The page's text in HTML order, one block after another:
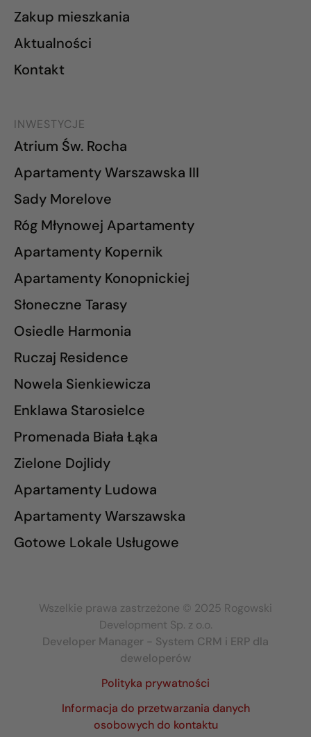
Zakup mieszkania
Aktualności
Kontakt
INWESTYCJE
Atrium Św. Rocha
Apartamenty Warszawska III
Sady Morelove
Róg Młynowej Apartamenty
Apartamenty Kopernik
Apartamenty Konopnickiej
Słoneczne Tarasy
Osiedle Harmonia
Ruczaj Residence
Nowela Sienkiewicza
Enklawa Starosielce
Promenada Biała Łąka
Zielone Dojlidy
Apartamenty Ludowa
Apartamenty Warszawska
Gotowe Lokale Usługowe
Wszelkie prawa zastrzeżone © 2025 Rogowski
Development Sp. z o.o.
Developer Manager - System CRM i ERP dla
deweloperów
Polityka prywatności
Informacja do przetwarzania danych
osobowych do kontaktu